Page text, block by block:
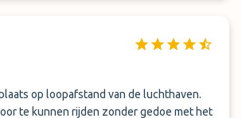
op loopafstand van de luchthaven.
te kunnen rijden zonder gedoe met het